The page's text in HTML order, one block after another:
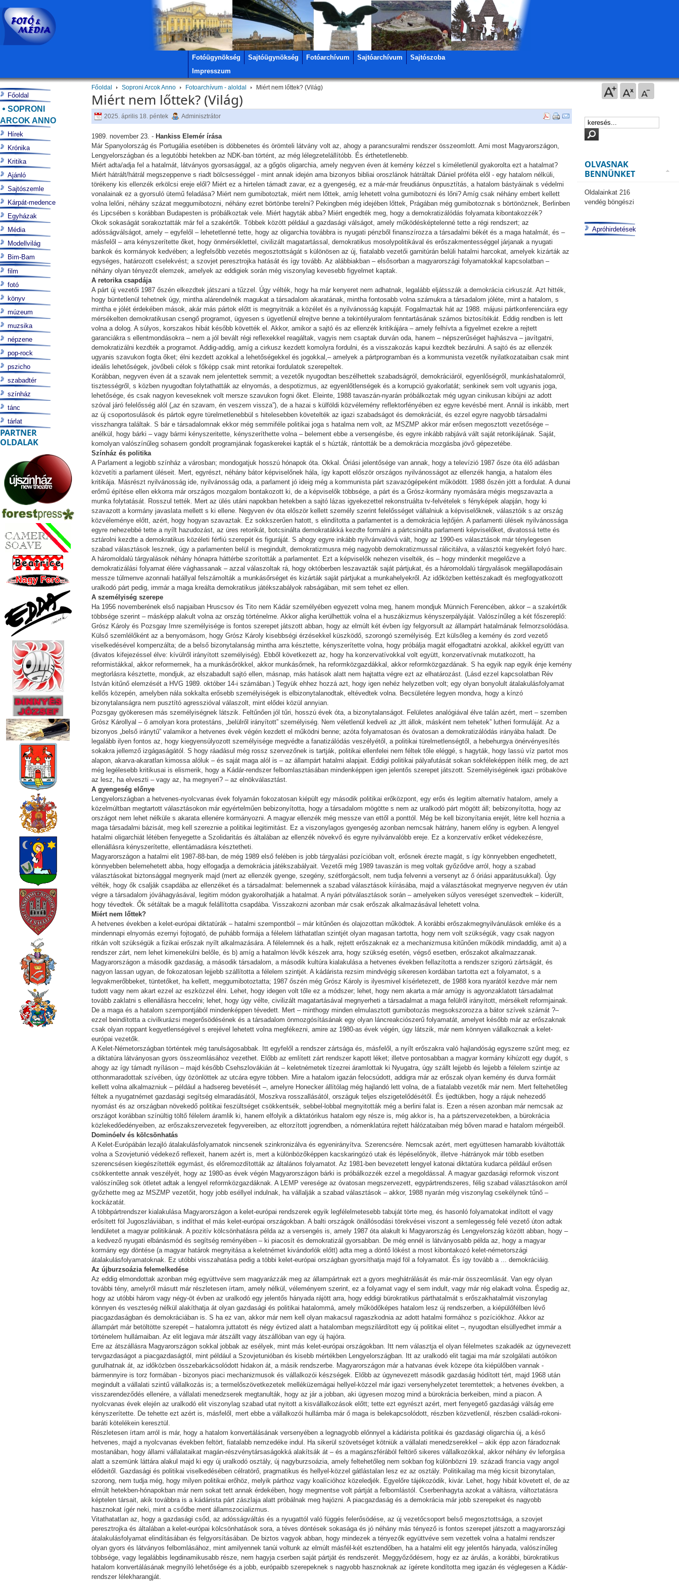
Fotóügynökség Sajtóügynökség Fotóarchívum Sajtóarchívum
Sajtószoba
Impresszum
Főoldal Soproni Arcok Anno Fotoarchívum - aloldal Miért nem lőttek? (Világ)
Miért nem lőttek? (Világ)
2025. április 18. péntek Adminisztrátor
1989. november 23. - Hankiss Elemér írása
Már Spanyolország és Portugália esetében is döbbenetes és örömteli látvány volt az, ahogy a parancsuralmi rendszer összeomlott. Ami most Magyarországon,
Lengyelországban és a legutóbbi hetekben az NDK-ban történt, az még lélegzetelállítóbb. És érthetetlenebb.
Miért adta/adja fel a hatalmát, látványos gyorsasággal, az a gőgös oligarchia, amely negyven éven át kemény kézzel s kíméletlenül gyakorolta ezt a hatalmat?
Miért hátrált/hátrál megszeppenve s riadt bölcsességgel - mint annak idején ama bizonyos bibliai oroszlánok hátráltak Dániel próféta elől - egy hatalom nélküli,
törékeny kis ellenzék erkölcsi ereje elől? Miért ez a hirtelen támadt zavar, ez a gyengeség, ez a már-már freudiánus önpusztítás, a hatalom bástyáinak s védelmi
vonalainak ez a gyorsuló ütemű feladása? Miért nem gumibotoztak, miért nem lőttek, amíg lehetett volna gumibotozni és lőni? Amíg csak néhány embert kellett
volna lelőni, néhány százat meggumibotozni, néhány ezret börtönbe terelni? Pekingben még idejében lőttek, Prágában még gumibotoznak s börtönöznek, Berlinben
és Lipcsében s korábban Budapesten is próbálkoztak vele. Miért hagyták abba? Miért engedték meg, hogy a demokratizálódás folyamata kibontakozzék?
Okok sokaságát sorakoztatták már fel a szakértők. Többek között például a gazdasági válságot, amely működésképtelenné tette a régi rendszert; az
adósságválságot, amely – egyfelől – lehetetlenné tette, hogy az oligarchia továbbra is nyugati pénzből finanszírozza a társadalmi békét és a maga hatalmát, és –
másfelől – arra kényszerítette őket, hogy önmérséklettel, civilizált magatartással, demokratikus mosolypolitikával és erőszakmentességgel járjanak a nyugati
bankok és kormányok kedvében; a legfelsőbb vezetés megosztottságát s különösen az új, fiatalabb vezetői garnitúrán belüli hatalmi harcokat, amelyek kizárták az
egységes, határozott cselekvést; a szovjet peresztrojka hatását és így tovább. Az alábbiakban – elsősorban a magyarországi folyamatokkal kapcsolatban –
néhány olyan tényezőt elemzek, amelyek az eddigiek során még viszonylag kevesebb figyelmet kaptak.
A retorika csapdája
A párt új vezetői 1987 őszén elkezdtek játszani a tűzzel. Úgy vélték, hogy ha már kenyeret nem adhatnak, legalább eljátsszák a demokrácia cirkuszát. Azt hitték,
hogy büntetlenül tehetnek úgy, mintha alárendelnék magukat a társadalom akaratának, mintha fontosabb volna számukra a társadalom jóléte, mint a hatalom, s
mintha e jólét érdekében mások, akár más pártok előtt is megnyitnák a közélet és a nyilvánosság kapuját. Fogalmaztak hát az 1988. májusi pártkonferenciára egy
mérsékelten demokratikusan csengő programot, ügyesen s ügyetlenül elrejtve benne a tekintélyuralom fenntartásának számos biztosítékát. Eddig rendben is lett
volna a dolog. A súlyos, korszakos hibát később követték el. Akkor, amikor a sajtó és az ellenzék kritikájára – amely felhívta a figyelmet ezekre a rejtett
garanciákra s ellentmondásokra – nem a jól bevált régi reflexekkel reagáltak, vagyis nem csaptak durván oda, hanem – népszerűséget hajhászva – javítgatni,
demokratizálni kezdték a programot. Addig-addig, amíg a cirkusz kezdett komolyra fordulni, és a visszakozás kapui kezdtek bezárulni. A sajtó és az ellenzék
ugyanis szavukon fogta őket; élni kezdett azokkal a lehetőségekkel és jogokkal,– amelyek a pártprogramban és a kommunista vezetők nyilatkozataiban csak mint
ideális lehetőségek, jövőbeli célok s főképp csak mint retorikai fordulatok szerepeltek.
Korábban, negyven éven át a szavak nem jelentettek semmit; a vezetők nyugodtan beszélhettek szabadságról, demokráciáról, egyenlőségről, munkáshatalomról,
tisztességről, s közben nyugodtan folytathatták az elnyomás, a despotizmus, az egyenlőtlenségek és a korrupció gyakorlatát; senkinek sem volt ugyanis joga,
lehetősége, és csak nagyon keveseknek volt mersze szavukon fogni őket. Eleinte, 1988 tavaszán-nyarán próbálkoztak még ugyan cinikusan kibújni az adott
szóval járó felelősség alól („az én szavam, én veszem vissza”), de a hazai s külföldi közvélemény reflektorfényében ez egyre kevésbé ment. Annál is inkább, mert
az új csoportosulások és pártok egyre türelmetlenebbül s hitelesebben követelték az igazi szabadságot és demokráciát, és ezzel egyre nagyobb társadalmi
visszhangra találtak. S bár e társadalomnak ekkor még semmiféle politikai joga s hatalma nem volt, az MSZMP akkor már erősen megosztott vezetősége –
anélkül, hogy bárki – vagy bármi kényszeritette, kényszeríthette volna – belement ebbe a versengésbe, és egyre inkább rabjává vált saját retorikájának. Saját,
komolyan valószínűleg sohasem gondolt programjának fogaskerekei kapták el s húzták, rántották be a demokrácia mozgásba jövő gépezetébe.
Színház és politika
A Parlament a legjobb színház a városban; mondogatjuk hosszú hónapok óta. Okkal. Óriási jelentősége van annak, hogy a televízió 1987 ősze óta élő adásban
közvetíti a parlament üléseit. Mert, egyrészt, néhány bátor képviselőnek hála, így kapott először országos nyilvánosságot az ellenzék hangja, a hatalom éles
kritikája. Másrészt nyilvánosság ide, nyilvánosság oda, a parlament jó ideig még a kommunista párt szavazógépeként működött. 1988 őszén jött a fordulat. A dunai
erőmű építése ellen ekkorra már országos mozgalom bontakozott ki, de a képviselők többsége, a párt és a Grósz-kormány nyomására mégis megszavazta a
munka folytatását. Rosszul tették. Mert az ülés utáni napokban hetekben a sajtó lázas igyekezettel rekonstruálta tv-felvételek s fényképek alapján, hogy ki
szavazott a kormány javaslata mellett s ki ellene. Negyven év óta először kellett személy szerint felelősséget vállalniuk a képviselőknek, választóik s az ország
közvéleménye előtt, azért, hogy hogyan szavaztak. Ez sokkszerűen hatott, s elindította a parlamentet is a demokrácia lejtőjén. A parlamenti ülések nyilvánossága
egyre nehezebbé tette a nyílt hazudozást, az üres retorikát, botcsinálta demokratákká kezdte formálni a pártcsinálta parlamenti képviselőket, divatossá tette és
sztárolni kezdte a demokratikus közéleti férfiú szerepét és figuráját. S ahogy egyre inkább nyilvánvalóvá vált, hogy az 1990-es választások már ténylegesen
szabad választások lesznek, úgy a parlamenten belül is megindult, demokratizmusra még nagyobb demokratizmussal rálicitálva, a választói kegyekért folyó harc.
A háromoldalú tárgyalások néhány hónapra háttérbe szorították a parlamentet. Ezt a képviselők nehezen viselték, és – hogy mindenkit megelőzve a
demokratizálási folyamat élére vághassanak – azzal válaszoltak rá, hogy októberben leszavazták saját pártjukat, és a háromoldalú tárgyalások megállapodásain
messze túlmenve azonnali hatállyal felszámolták a munkásőrséget és kizárták saját pártjukat a munkahelyekről. Az időközben kettészakadt és megfogyatkozott
uralkodó párt pedig, immár a maga kreálta demokratikus játékszabályok rabságában, mit sem tehet ez ellen.
A személyiség szerepe
Ha 1956 novemberének első napjaiban Hruscsov és Tito nem Kádár személyében egyezett volna meg, hanem mondjuk Münnich Ferencében, akkor – a szakértők
többsége szerint – másképp alakult volna az ország történelme. Akkor aligha kerülhettük volna el a huszákizmus kényszerpályáját. Valószínűleg a két főszereplő:
Grósz Károly és Pozsgay Imre személyisége is fontos szerepet játszott abban, hogy az elmúlt két évben így felgyorsult az állampárt hatalmának felmorzsolódása.
Külső szemlélőként az a benyomásom, hogy Grósz Károly kisebbségi érzésekkel küszködő, szorongó személyiség. Ezt külsőleg a kemény és zord vezető
viselkedésével kompenzálta; de a belső bizonytalanság mintha arra késztette, kényszerítette volna, hogy próbálja magát elfogadtatni azokkal, akikkel együtt van
(divatos kifejezéssel élve: kívülről irányított személyiség). Ebből következett az, hogy ha konzervatívokkal volt együtt, konzervatívnak mutatkozott, ha
reformistákkal, akkor reformernek, ha a munkásőrökkel, akkor munkásőrnek, ha reformközgazdákkal, akkor reformközgazdának. S ha egyik nap egyik énje kemény
megtorlásra késztette, mondjuk, az elszabadult sajtó ellen, másnap, más hatások alatt nem hajtatta végre ezt az elhatározást. (Lásd ezzel kapcsolatban Rév
István kitűnő elemzését a HVG 1989. október 14-i számában.) Tegyük ehhez hozzá azt, hogy igen nehéz helyzetben volt; egy olyan bonyolult átalakulásfolyamat
kellős közepén, amelyben nála sokkalta erősebb személyiségek is elbizonytalanodtak, eltévedtek volna. Becsületére legyen mondva, hogy a kínzó
bizonytalanságra nem pusztító agresszióval válaszolt, mint elődei közül annyian.
Pozsgay gyökeresen más személyiségnek látszik. Feltűnően jól tűri, hosszú évek óta, a bizonytalanságot. Felületes analógiával élve talán azért, mert – szemben
Grósz Károllyal – ő amolyan kora protestáns, „belülről irányított” személyiség. Nem véletlenül kedveli az „itt állok, másként nem tehetek” lutheri formuláját. Az a
bizonyos „belső iránytű” valamikor a hetvenes évek végén kezdett el működni benne; azóta folyamatosan és óvatosan a demokratizálódás irányába haladt. De
legalább ilyen fontos az, hogy kiegyensúlyozott személyisége megvédte a fanatizálódás veszélyétől, a politikai türelmetlenségtől, a hebehurgya önérvényesítés
sokakra jellemző izgágaságától. S hogy ráadásul még rossz szervezőnek is tartják, politikai ellenfelei nem féltek tőle eléggé, s hagyták, hogy lassú víz partot mos
alapon, akarva-akaratlan kimossa alóluk – és saját maga alól is – az állampárt hatalmi alapjait. Eddigi politikai pályafutását sokan sokféleképpen ítélik meg, de azt
még legélesebb kritikusai is elismerik, hogy a Kádár-rendszer felbomlasztásában mindenképpen igen jelentős szerepet játszott. Személyiségének igazi próbaköve
az lesz, ha elveszti – vagy az, ha megnyeri? – az elnökválasztást.
A gyengeség előnye
Lengyelországban a hetvenes-nyolcvanas évek folyamán fokozatosan kiépült egy második politikai erőközpont, egy erős és legitim alternatív hatalom, amely a
közelmúltban megtartott választásokon már egyértelműen bebizonyította, hogy a társadalom mögötte s nem az uralkodó párt mögött áll; bebizonyította, hogy az
országot nem lehet nélküle s akarata ellenére kormányozni. A magyar ellenzék még messze van ettől a ponttól. Még be kell bizonyítania erejét, létre kell hoznia a
maga társadalmi bázisát, meg kell szereznie a politikai legitimitást. Ez a viszonylagos gyengeség azonban nemcsak hátrány, hanem előny is egyben. A lengyel
hatalmi oligarchiát létében fenyegette a Szolidaritás és általában az ellenzék növekvő és egyre nyilvánvalóbb ereje. Ez a konzervatív erőket védekezésre,
ellenállásra kényszerítette, ellentámadásra késztetheti.
Magyarországon a hatalmi elit 1987-88-ban, de még 1989 első felében is jobb tárgyalási pozícióban volt, erősnek érezte magát, s így könnyebben engedhetett,
könnyebben belemehetett abba, hogy elfogadja a demokrácia játékszabályait. Vezetői még 1989 tavaszán is meg voltak győződve arról, hogy a szabad
választásokat biztonsággal megnyerik majd (mert az ellenzék gyenge, szegény, szétforgácsolt, nem tudja felvenni a versenyt az ő óriási apparátusukkal). Úgy
vélték, hogy ők csalják csapdába az ellenzéket és a társadalmat: belemennek a szabad választások kiírásába, majd a választásokat megnyerve negyven év után
végre a társadalom jóváhagyásával, legitim módon gyakorolhatják a hatalmat. A nyári pótválasztások során – amelyeken súlyos vereséget szenvedtek – kiderült,
hogy tévedtek. Ők sétáltak be a maguk felállította csapdába. Visszakozni azonban már csak erőszak alkalmazásával lehetett volna.
Miért nem lőttek?
A hetvenes években a kelet-európai diktatúrák – hatalmi szempontból – már kitűnően és olajozottan működtek. A korábbi erőszakmegnyilvánulások emléke és a
mindennapi elnyomás ezernyi fojtogató, de puhább formája a félelem láthatatlan szintjét olyan magasan tartotta, hogy nem volt szükségük, vagy csak nagyon
ritkán volt szükségük a fizikai erőszak nyílt alkalmazására. A félelemnek és a halk, rejtett erőszaknak ez a mechanizmusa kitűnően működik mindaddig, amit a) a
rendszer zárt, nem lehet kimenekülni belőle, és b) amíg a hatalmon lévők készek arra, hogy szükség esetén, végső esetben, erőszakot alkalmazzanak.
Magyarországon a második gazdaság, a második társadalom, a második kultúra kialakulása a hetvenes években fellazította a rendszer szigorú zártságát, és
nagyon lassan ugyan, de fokozatosan lejjebb szállította a félelem szintjét. A kádárista rezsim mindvégig sikeresen kordában tartotta ezt a folyamatot, s a
legvakmerőbbeket, tüntetőket, ha kellett, meggumibotoztatta; 1987 őszén még Grósz Károly is ilyesmivel kísérletezett, de 1988 kora nyarától kezdve már nem
tudott vagy nem akart ezzel az eszközzel élni. Lehet, hogy idegen volt tőle ez a módszer; lehet, hogy nem akarta a már amúgy is agyonzaklatott társadalmat
tovább zaklatni s ellenállásra heccelni; lehet, hogy úgy vélte, civilizált magatartásával megnyerheti a társadalmat a maga felülről irányított, mérsékelt reformjainak.
De a maga és a hatalom szempontjából mindenképpen tévedett. Mert – minthogy minden elmulasztott gumibotozás megsokszorozza a bátor szívek számát ?–
ezzel beindította a civilkurázsi megerősödésének és a társadalom önmozgósításának egy olyan láncreakciószerű folyamatát, amelyet később már az erőszaknak
csak olyan roppant kegyetlenségével s erejével lehetett volna megfékezni, amire az 1980-as évek végén, úgy látszik, már nem könnyen vállalkoznak a kelet-
európai vezetők.
A Kelet-Németországban történtek még tanulságosabbak. Itt egyfelől a rendszer zártsága és, másfelől, a nyílt erőszakra való hajlandóság egyszerre szűnt meg; ez
a diktatúra látványosan gyors összeomlásához vezethet. Előbb az említett zárt rendszer kapott léket; illetve pontosabban a magyar kormány kihúzott egy dugót, s
ahogy az így támadt nyíláson – majd később Csehszlovákián át – keletnémetek tízezrei áramlottak ki Nyugatra, úgy szállt lejjebb és lejjebb a félelem szintje az
otthonmaradottak szívében, úgy özönlöttek az utcára egyre többen. Mire a hatalom igazán felocsúdott, addigra már az erőszak olyan kemény és durva formáit
kellett volna alkalmazniuk – például a hadsereg bevetését –, amelyre Honecker állítólag még hajlandó lett volna, de a fiatalabb vezetők már nem. Mert feltehetőleg
féltek a nyugatnémet gazdasági segítség elmaradásától, Moszkva rosszallásától, országuk teljes elszigetelődésétől. És ijedtükben, hogy a rájuk nehezedő
nyomást és az országban növekedő politikai feszültséget csökkentsék, sebbel-lobbal megnyitották még a berlini falat is. Ezen a résen azonban már nemcsak az
országot korábban színültig töltő félelem áramlik ki, hanem elfolyik a diktatórikus hatalom egy része is, még akkor is, ha a pártszervezetekben, a bürokrácia
közlekedőedényeiben, az erőszakszervezetek fegyvereiben, az eltorzított jogrendben, a nómenklatúra rejtett hálózataiban még bőven marad e hatalom mérgeiből.
Dominóelv és kölcsönhatás
A Kelet-Európábán lezajló átalakulásfolyamatok nincsenek szinkronizálva és egyenirányítva. Szerencsére. Nemcsak azért, mert együttesen hamarabb kiváltották
volna a Szovjetunió védekező reflexeit, hanem azért is, mert a különbözőképpen kacskaringózó utak és lépéselőnyök, illetve -hátrányok már több esetben
szerencsésen kiegészítették egymást, és előremozdították az általános folyamatot. Az 1981-ben bevezetett lengyel katonai diktatúra kudarca például erősen
csökkentette annak veszélyét, hogy az 1980-as évek végén Magyarországon bárki is próbálkozzék ezzel a megoldással. A magyar gazdasági reformok viszont
valószínűleg sok ötletet adtak a lengyel reformközgazdáknak. A LEMP veresége az óvatosan megszervezett, egypártrendszeres, félig szabad választásokon arról
győzhette meg az MSZMP vezetőit, hogy jobb eséllyel indulnak, ha vállalják a szabad választások – akkor, 1988 nyarán még viszonylag csekélynek tűnő –
kockázatát.
A többpártrendszer kialakulása Magyarországon a kelet-európai rendszerek egyik legfélelmetesebb tabuját törte meg, és hasonló folyamatokat indított el vagy
erősített föl Jugoszláviában, s indíthat el más kelet-európai országokban. A balti országok önállósodási törekvései viszont a semlegesség felé vezető úton adtak
lendületet a magyar politikának. A pozitív kölcsönhatásra példa az a versengés is, amely 1987 óta alakult ki Magyarország és Lengyelország között abban, hogy –
a kedvező nyugati elbánásmód és segítség reményében – ki piacosít és demokratizál gyorsabban. De még ennél is látványosabb példa az, hogy a magyar
kormány egy döntése (a magyar határok megnyitása a keletnémet kivándorlók előtt) adta meg a döntő lökést a most kibontakozó kelet-németországi
átalakulásfolyamatoknak. Ez utóbbi visszahatása pedig a többi kelet-európai országban gyorsíthatja majd föl a folyamatot. És így tovább a ... demokráciáig.
Az újburzsoázia felemelkedése
Az eddig elmondottak azonban még együttvéve sem magyarázzák meg az állampártnak ezt a gyors meghátrálását és már-már összeomlását. Van egy olyan
további tény, amelyről másutt már részletesen írtam, amely nélkül, véleményem szerint, ez a folyamat vagy el sem indult, vagy már rég elakadt volna. Éspedig az,
hogy az utóbbi három vagy négy-öt évben az uralkodó egy jelentős hányada rájött arra, hogy eddigi bürokratikus párthatalmát s erőszakhatalmát viszonylag
könnyen és veszteség nélkül alakíthatja át olyan gazdasági és politikai hatalommá, amely működőképes hatalom lesz új rendszerben, a kiépülőfélben lévő
piacgazdaságban és demokráciában is. S ha ez van, akkor már nem kell olyan makacsul ragaszkodnia az adott hatalmi formához s pozíciókhoz. Akkor az
állampárt már betöltötte szerepét – hatalomra juttatott és négy évtized alatt a hatalomban megszilárdított egy új politikai elitet –, nyugodtan elsüllyedhet immár a
történelem hullámaiban. Az elit legjava már átszállt vagy átszállóban van egy új hajóra.
Erre az átszállásra Magyarországon sokkal jobbak az esélyek, mint más kelet-európai országokban. Itt nem választja el olyan félelmetes szakadék az úgynevezett
tervgazdaságot a piacgazdaságtól, mint például a Szovjetunióban és kisebb mértékben Lengyelországban. Itt az uralkodó elit tagjai ma már szolgálati autóikon
gurulhatnak át, az időközben összebarkácsolódott hidakon át, a másik rendszerbe. Magyarországon már a hatvanas évek közepe óta kiépülőben vannak -
bármennyire is torz formában - bizonyos piaci mechanizmusok és vállalkozói készségek. Előbb az úgynevezett második gazdaság hódított tért, majd 1968 után
megindult a vállalati szintű vállalkozás is; a termelőszövetkezetek melléküzemágai hellyel-közzel már igazi versenyhelyzetet teremtettek; a hetvenes években, a
visszarendeződés ellenére, a vállalati menedzserek megtanulták, hogy az jár a jobban, aki ügyesen mozog mind a bürokrácia berkeiben, mind a piacon. A
nyolcvanas évek elején az uralkodó elit viszonylag szabad utat nyitott a kisvállalkozások előtt; tette ezt egyrészt azért, mert fenyegető gazdasági válság erre
kényszerítette. De tehette ezt azért is, másfelől, mert ebbe a vállalkozói hullámba már ő maga is belekapcsolódott, részben közvetlenül, részben családi-rokoni-
baráti kötelékein keresztül.
Részletesen írtam arról is már, hogy a hatalom konvertálásának versenyében a legnagyobb előnnyel a kádárista politikai és gazdasági oligarchia új, a késő
hetvenes, majd a nyolcvanas években feltört, fiatalabb nemzedéke indul. Ha sikerül szövetséget kötniük a vállalati menedzserekkel – akik épp azon fáradoznak
mostanában, hogy állami vállalataikat magán-részvénytársaságokká alakítsák át – és a magánszférából feltörő sikeres vállalkozókkal, akkor néhány év leforgása
alatt a szemünk láttára alakul majd ki egy új uralkodó osztály, új nagyburzsoázia, amely feltehetőleg nem sokban fog különbözni 19. századi francia vagy angol
elődeitől. Gazdasági és politikai viselkedésében célratörő, pragmatikus és hellyel-közzel gátlástalan lesz ez az osztály. Politikailag ma még kicsit bizonytalan,
szorong, nem tudja még, hogy milyen politikai erőhöz, melyik párthoz vagy koalícióhoz közeledjék. Egyelőre tájékozódik, kivár. Lehet, hogy hibát követett el, de az
elmúlt hetekben-hónapokban már nem sokat tett annak érdekében, hogy megmentse volt pártját a felbomlástól. Cserbenhagyta azokat a váltásra, változtatásra
képtelen társait, akik továbbra is a kádárista párt zászlaja alatt próbálnak meg hajózni. A piacgazdaság és a demokrácia már jobb szerepeket és nagyobb
hasznokat ígér neki, mint a csődbe ment államszocializmus.
Vitathatatlan az, hogy a gazdasági csőd, az adósságváltás és a nyugattól való függés felerősödése, az új vezetőcsoport belső megosztottsága, a szovjet
peresztrojka és általában a kelet-európai kölcsönhatások sora, a téves döntések sokasága és jó néhány más tényező is fontos szerepet játszott a magyarországi
átalakulásfolyamat elindításában és felgyorsításában. De biztos vagyok abban, hogy mindezek a tényezők együttvéve sem vezettek volna a hatalmi rendszer
olyan gyors és látványos felbomlásához, mint amilyennek tanúi voltunk az elmúlt másfél-két esztendőben, ha a hatalmi elit egy jelentős hányada, valószínűleg
többsége, vagy legalábbis legdinamikusabb része, nem hagyja cserben saját pártját és rendszerét. Meggyőződésem, hogy ez az árulás, a korábbi, bürokratikus
hatalom konvertálásának megnyíló lehetősége és a jobb, európaibb szerepeknek s nagyobb hasznoknak az ígérete kondította meg igazán és véglegesen a Kádár-
rendszer lélekharangját.
Főoldal
SOPRONI
ARCOK ANNO
Hírek
Krónika
Kritika
Ajánló
Sajtószemle
Kárpát-medence
Egyházak
Média
Modellvilág
Bim-Bam
film
fotó
könyv
múzeum
muzsika
népzene
pop-rock
pszicho
szabadtér
színház
tánc
tárlat
PARTNER
OLDALAK
OLVASNAK
BENNÜNKET
Oldalainkat 216
vendég böngészi
Apróhirdetések